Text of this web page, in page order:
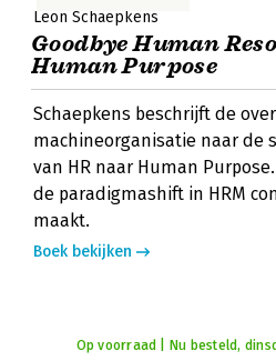
Leon Schaepkens
Goodbye Human
Human Purpose
Schaepkens beschrijft de
machineorganisatie naar de
van HR naar Human
de paradigmashift in HRM
maakt.
Boek bekijken
Op voorraad | Nu besteld,